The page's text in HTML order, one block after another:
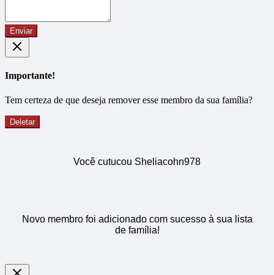
Enviar
Importante!
Tem certeza de que deseja remover esse membro da sua família?
Deletar
Você cutucou Sheliacohn978
Novo membro foi adicionado com sucesso à sua lista
de família!